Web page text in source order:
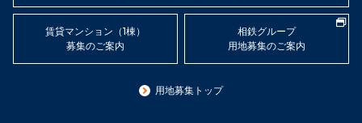
用地募集 トップ
賃貸マンション（1棟）
募集のご案内
相鉄グループ
用地募集のご案内